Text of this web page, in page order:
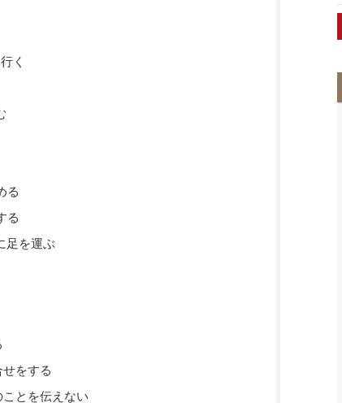
く
る
る
足を運ぶ
をする
とを伝えない